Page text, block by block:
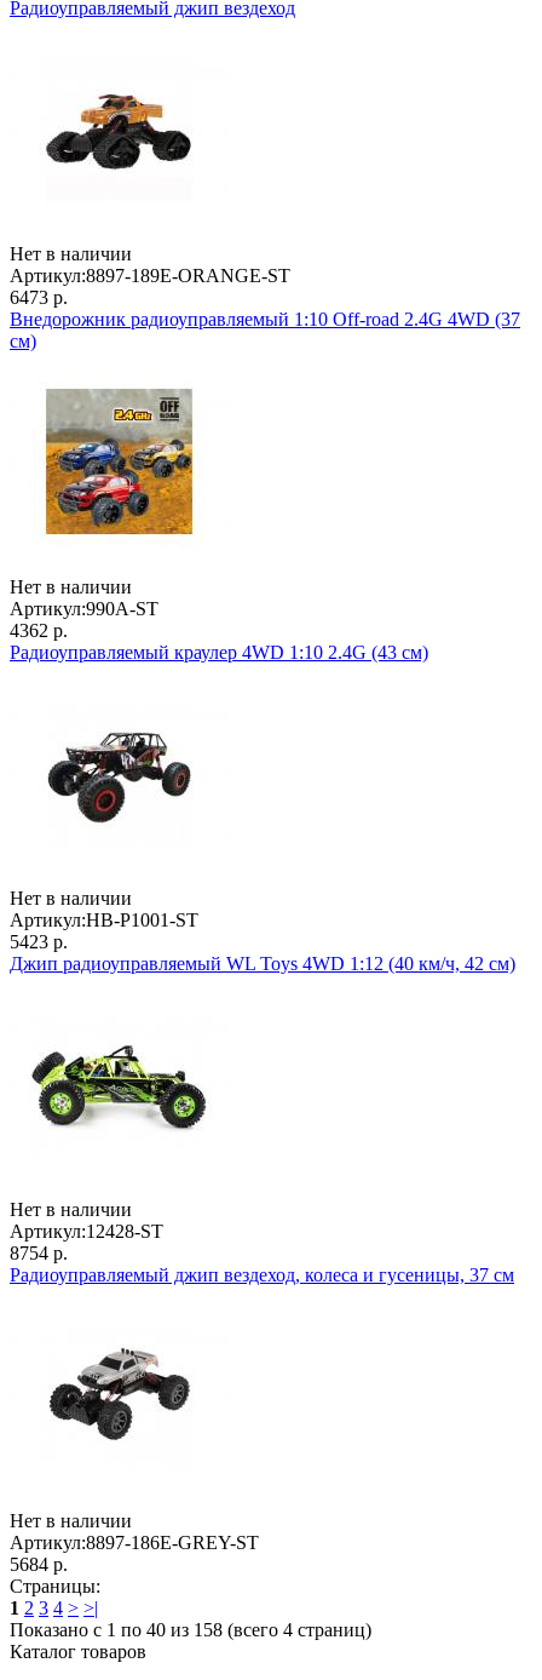
Радиоуправляемый джип вездеход
Нет в наличии
Артикул:8897-189E-ORANGE-ST
6473 р.
Внедорожник радиоуправляемый 1:10 Off-road 2.4G 4WD (37
см)
Нет в наличии
Артикул:990A-ST
4362 р.
Радиоуправляемый краулер 4WD 1:10 2.4G (43 см)
Нет в наличии
Артикул:HB-P1001-ST
5423 р.
Джип радиоуправляемый WL Toys 4WD 1:12 (40 км/ч, 42 см)
Нет в наличии
Артикул:12428-ST
8754 р.
Радиоуправляемый джип вездеход, колеса и гусеницы, 37 см
Нет в наличии
Артикул:8897-186E-GREY-ST
5684 р.
Страницы:
1 2 3 4 > >|
Показано с 1 по 40 из 158 (всего 4 страниц)
Каталог товаров